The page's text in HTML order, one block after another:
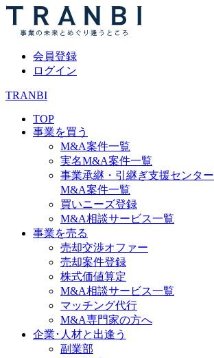
会員登録
ログイン
TRANBI
TOP
事業を買う
M&A案件一覧
実名M&A案件一覧
事業承継・引継ぎ支援センター
M&A案件一覧
買いニーズ登録
M&A相談サービス一覧
事業を売る
売却交渉オファー
売却案件登録
株式価値算定
M&A相談サービス一覧
マッチング代行
M&A専門家の方へ
企業･人材と出逢う
副業部